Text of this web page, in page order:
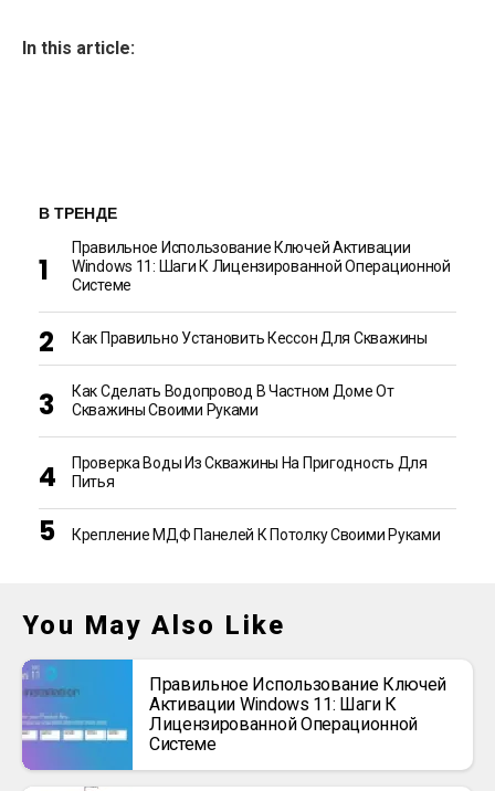
In this article:
В ТРЕНДЕ
Правильное Использование Ключей Активации
Windows 11: Шаги К Лицензированной Операционной
Системе
Как Правильно Установить Кессон Для Скважины
Как Сделать Водопровод В Частном Доме От
Скважины Своими Руками
Проверка Воды Из Скважины На Пригодность Для
Питья
Крепление МДФ Панелей К Потолку Своими Руками
You May Also Like
Правильное Использование Ключей
Активации Windows 11: Шаги К
Лицензированной Операционной
Системе